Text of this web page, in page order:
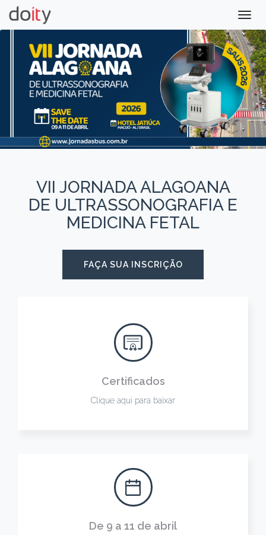
VII JORNADA ALAGOANA
DE ULTRASSONOGRAFIA E
MEDICINA FETAL
FAÇA SUA INSCRIÇÃO
Certificados
Clique aqui para baixar
De 9 a 11 de abril